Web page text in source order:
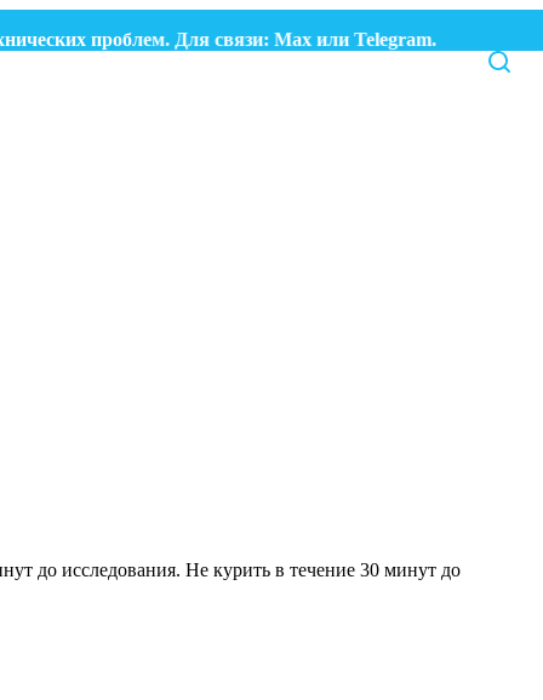
проблем. Для связи:MaxилиTelegram.
до исследования. Не курить в течение 30 минут до